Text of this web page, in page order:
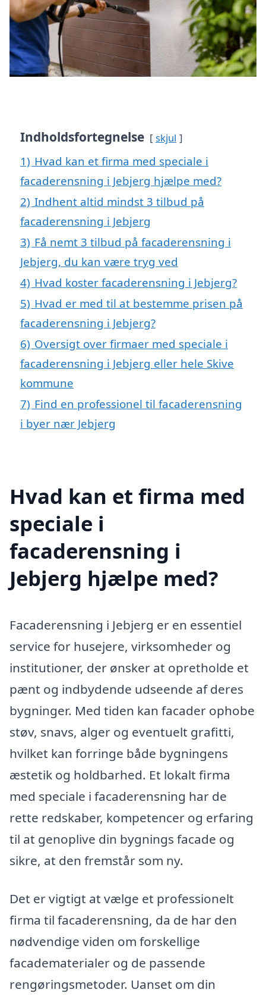
Indholdsfortegnelse skjul
1) Hvad kan et firma med speciale i
facaderensning i Jebjerg hjælpe med?
2) Indhent altid mindst 3 tilbud på
facaderensning i Jebjerg
3) Få nemt 3 tilbud på facaderensning i
Jebjerg, du kan være tryg ved
4) Hvad koster facaderensning i Jebjerg?
5) Hvad er med til at bestemme prisen på
facaderensning i Jebjerg?
6) Oversigt over firmaer med speciale i
facaderensning i Jebjerg eller hele Skive
kommune
7) Find en professionel til facaderensning
i byer nær Jebjerg
Hvad kan et firma med
speciale i
facaderensning i
Jebjerg hjælpe med?
Facaderensning i Jebjerg er en essentiel
service for husejere, virksomheder og
institutioner, der ønsker at opretholde et
pænt og indbydende udseende af deres
bygninger. Med tiden kan facader ophobe
støv, snavs, alger og eventuelt grafitti,
hvilket kan forringe både bygningens
æstetik og holdbarhed. Et lokalt firma
med speciale i facaderensning har de
rette redskaber, kompetencer og erfaring
til at genoplive din bygnings facade og
sikre, at den fremstår som ny.
Det er vigtigt at vælge et professionelt
firma til facaderensning, da de har den
nødvendige viden om forskellige
facadematerialer og de passende
rengøringsmetoder. Uanset om din